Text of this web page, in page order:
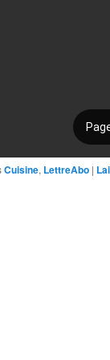
Cuisine, LettreAbo |